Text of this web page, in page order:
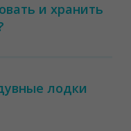
и хранить
лодки